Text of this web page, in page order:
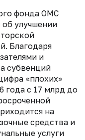
фонда ОМС
об улучшении
Благодаря
и
субвенций
«плохих»
года с 17 млрд до
на
средства и
услуги